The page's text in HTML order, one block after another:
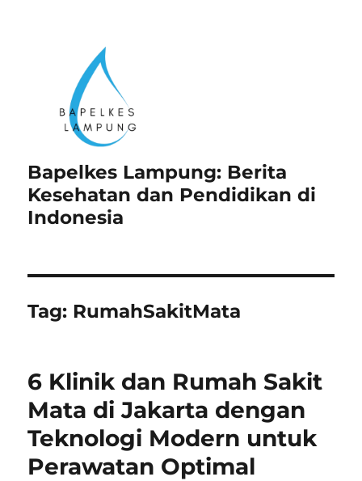
Bapelkes Lampung: Berita
Kesehatan dan Pendidikan di
Indonesia
Tag: RumahSakitMata
6 Klinik dan Rumah Sakit
Mata di Jakarta dengan
Teknologi Modern untuk
Perawatan Optimal